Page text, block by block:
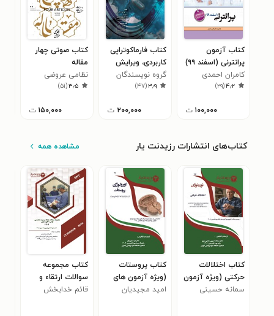
کتاب آزمون
پرانترنی (اسفند ۹۹)
کامران احمدی
۴٫۲(۲۹)
۱۰۰,۰۰۰ ت
کتاب فارماکوتراپی
کاربردی، ویرایش
۲۰۲۵
گروه نویسندگان
۳٫۹(۴۷)
۲۰۰,۰۰۰ ت
کتاب صوتی چهار
مقاله
نظامی عروضی
سمرقندی
۳٫۵(۵۱)
۱۵۰,۰۰۰ ت
کتاب‌های انتشارات رزیدنت یار مشاهده همه
کتاب اختلالات
حرکتی (ویژه آزمون
های 1405)
سمانه حسینی
کتاب پروستات
(ویژه آزمون های
1405)
امید مجیدیان
کتاب مجموعه
سوالات ارتقاء و
بورد تخصصی گوش،
قائم خدابخش